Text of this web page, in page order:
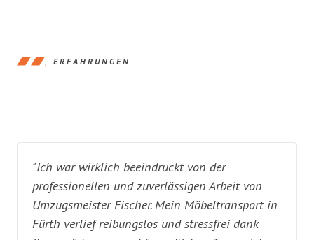
ERFAHRUNGEN
"Ich war wirklich beeindruckt von der
professionellen und zuverlässigen Arbeit von
Umzugsmeister Fischer. Mein Möbeltransport in
Fürth verlief reibungslos und stressfrei dank